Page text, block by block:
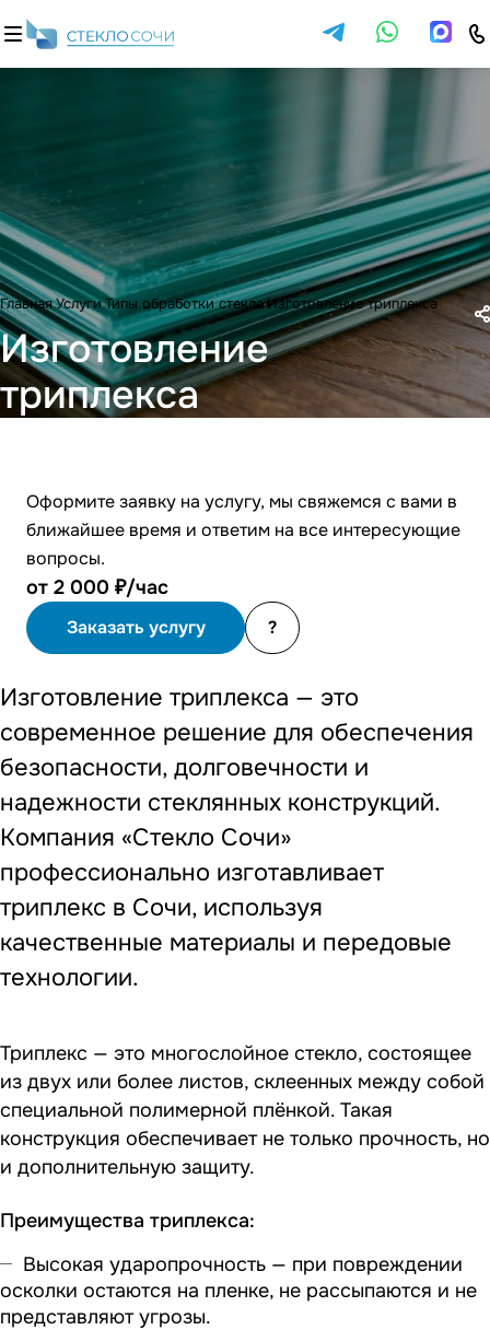
ГлавнаяУслугиТипы обработки стеклаИзготовление триплекса
Изготовление
триплекса
Оформите заявку на услугу, мы свяжемся с вами в
ближайшее время и ответим на все интересующие
вопросы.
от 2 000 ₽/час
Заказать услугу ?
Изготовление триплекса — это
современное решение для обеспечения
безопасности, долговечности и
надежности стеклянных конструкций.
Компания «Стекло Сочи»
профессионально изготавливает
триплекс в Сочи, используя
качественные материалы и передовые
технологии.
Триплекс — это многослойное стекло, состоящее
из двух или более листов, склеенных между собой
специальной полимерной плёнкой. Такая
конструкция обеспечивает не только прочность, но
и дополнительную защиту.
Преимущества триплекса:
Высокая ударопрочность — при повреждении
осколки остаются на пленке, не рассыпаются и не
представляют угрозы.